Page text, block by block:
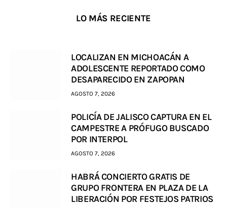
LO MÁS RECIENTE
LOCALIZAN EN MICHOACÁN A
ADOLESCENTE REPORTADO COMO
DESAPARECIDO EN ZAPOPAN
AGOSTO 7, 2026
POLICÍA DE JALISCO CAPTURA EN EL
CAMPESTRE A PRÓFUGO BUSCADO
POR INTERPOL
AGOSTO 7, 2026
HABRÁ CONCIERTO GRATIS DE
GRUPO FRONTERA EN PLAZA DE LA
LIBERACIÓN POR FESTEJOS PATRIOS